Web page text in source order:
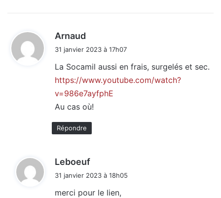
Arnaud
:
31 janvier 2023 à 17h07
La Socamil aussi en frais, surgelés et sec.
https://www.youtube.com/watch?
v=986e7ayfphE
Au cas où!
Répondre
Leboeuf
31 janvier 2023 à 18h05
merci pour le lien,